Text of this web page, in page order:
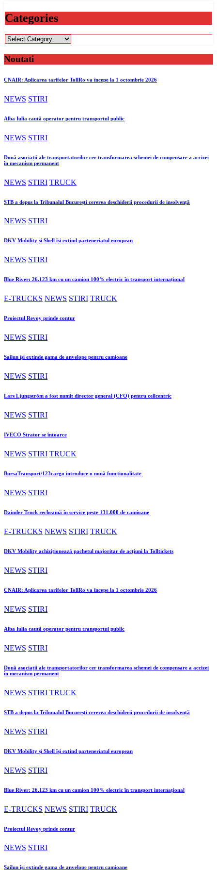
Categories
Categories
Noutati
CNAIR: Aplicarea tarifelor TollRo va începe la 1 octombrie 2026
NEWS STIRI
Alba Iulia caută operator pentru transportul public
NEWS STIRI
Două asociații ale transportatorilor cer transformarea schemei de compensare a accizei
în mecanism permanent
NEWS STIRI TRUCK
STB a depus la Tribunalul București cererea deschiderii procedurii de insolvență
NEWS STIRI
DKV Mobility și Shell își extind parteneriatul european
NEWS STIRI
Blue River: 26.123 km cu un camion 100% electric în transport internațional
E-TRUCKS NEWS STIRI TRUCK
Proiectul Revoy prinde contur
NEWS STIRI
Sailun își extinde gama de anvelope pentru camioane
NEWS STIRI
Lars Ljungström a fost numit director general (CFO) pentru cellcentric
NEWS STIRI
IVECO Strator se întoarce
NEWS STIRI TRUCK
BursaTransport/123cargo introduce o nouă funcționalitate
NEWS STIRI
Daimler Truck recheamă în service peste 131.000 de camioane
E-TRUCKS NEWS STIRI TRUCK
DKV Mobility achiziționează pachetul majoritar de acțiuni la Tolltickets
NEWS STIRI
CNAIR: Aplicarea tarifelor TollRo va începe la 1 octombrie 2026
NEWS STIRI
Alba Iulia caută operator pentru transportul public
NEWS STIRI
Două asociații ale transportatorilor cer transformarea schemei de compensare a accizei
în mecanism permanent
NEWS STIRI TRUCK
STB a depus la Tribunalul București cererea deschiderii procedurii de insolvență
NEWS STIRI
DKV Mobility și Shell își extind parteneriatul european
NEWS STIRI
Blue River: 26.123 km cu un camion 100% electric în transport internațional
E-TRUCKS NEWS STIRI TRUCK
Proiectul Revoy prinde contur
NEWS STIRI
Sailun își extinde gama de anvelope pentru camioane